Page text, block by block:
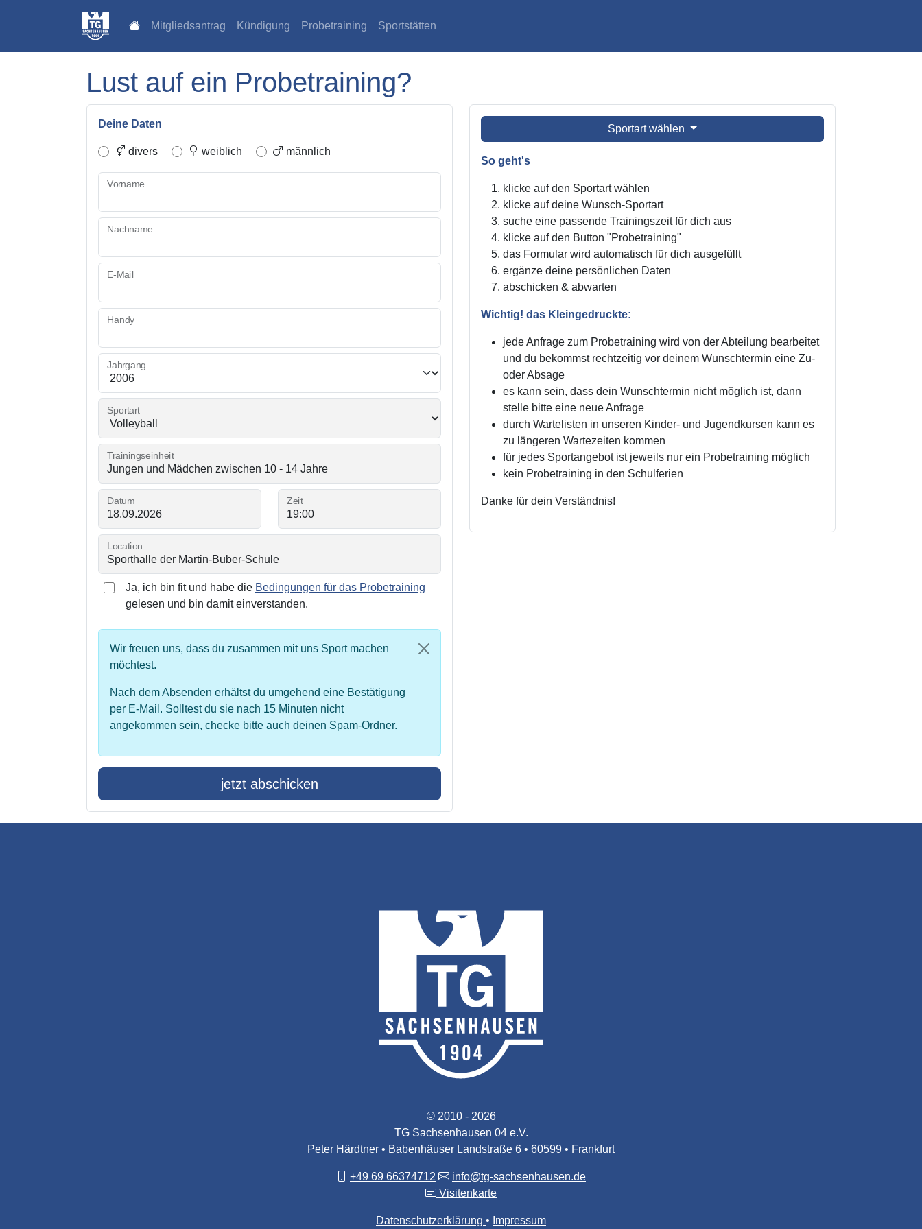
Mitgliedsantrag Kündigung Probetraining Sportstätten
Lust auf ein Probetraining?
Deine Daten
divers weiblich männlich
Vorname
Nachname
E-Mail
Handy
Jahrgang
Sportart
Trainingseinheit
Datum Zeit
Location
Ja, ich bin fit und habe die Bedingungen für das Probetraining
gelesen und bin damit einverstanden.
Wir freuen uns, dass du zusammen mit uns Sport machen
möchtest.
Nach dem Absenden erhältst du umgehend eine Bestätigung
per E-Mail. Solltest du sie nach 15 Minuten nicht
angekommen sein, checke bitte auch deinen Spam-Ordner.
jetzt abschicken
Sportart wählen
So geht's
klicke auf den Sportart wählen
klicke auf deine Wunsch-Sportart
suche eine passende Trainingszeit für dich aus
klicke auf den Button "Probetraining"
das Formular wird automatisch für dich ausgefüllt
ergänze deine persönlichen Daten
abschicken & abwarten
Wichtig! das Kleingedruckte:
jede Anfrage zum Probetraining wird von der Abteilung bearbeitet
und du bekommst rechtzeitig vor deinem Wunschtermin eine Zu-
oder Absage
es kann sein, dass dein Wunschtermin nicht möglich ist, dann
stelle bitte eine neue Anfrage
durch Wartelisten in unseren Kinder- und Jugendkursen kann es
zu längeren Wartezeiten kommen
für jedes Sportangebot ist jeweils nur ein Probetraining möglich
kein Probetraining in den Schulferien
Danke für dein Verständnis!
© 2010 - 2026
TG Sachsenhausen 04 e.V.
Peter Härdtner • Babenhäuser Landstraße 6 • 60599 • Frankfurt
+49 69 66374712
info@tg-sachsenhausen.de
Visitenkarte
Datenschutzerklärung Impressum